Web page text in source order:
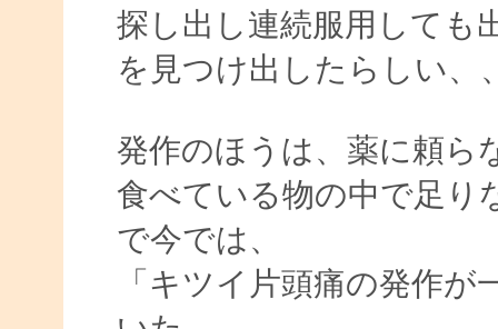
探し出し連続服用しても
を見つけ出したらしい、
発作のほうは、薬に頼ら
食べている物の中で足り
で今では、
「キツイ片頭痛の発作